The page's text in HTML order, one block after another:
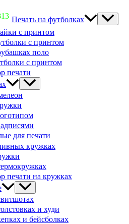
Печать на футболках
с принтом
с принтом
поло
с принтом
печати
для печати
кружках
печати на кружках
и худи
и бейсболках